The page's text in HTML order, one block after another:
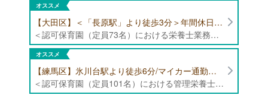
オススメ
【大田区】＜「長原駅」より徒歩3分＞年間休日120日以上/最大10連休取得可能/日勤帯勤務のみ 認可保育園（定員73名）にて、栄養士の募集！
＜認可保育園（定員73名）における栄養士業務全般＞ ・調理（朝おやつ・給食・おやつ・補食） ・盛付け、片づけ ・食育、保育室への給食ラウンド、事務業務 ・調理室のお掃除、備蓄の確認、発注など ※定員:73名(0歳児6名、1歳歳児10名、2歳児12名、3歳-5歳児各15名)
オススメ
【練馬区】氷川台駅より徒歩6分/マイカー通勤可能/年間休日120日/賞与高水準 認可保育園（定員101名）にて管理栄養士・栄養士・調理師募集！
＜認可保育園（定員101名）における管理栄養士・栄養士・調理師業務全般＞ ・調理業務全般 ・離乳食、アレルギー除去食対応 ・食育活動